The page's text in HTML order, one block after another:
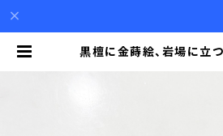
黒檀に金蒔絵、岩場に立